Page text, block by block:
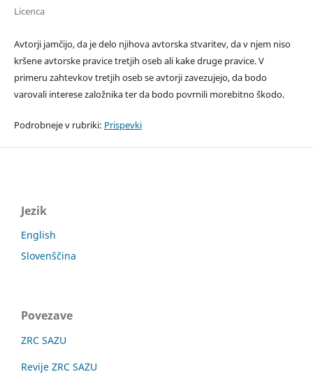
Licenca
Avtorji jamčijo, da je delo njihova avtorska stvaritev, da v njem niso
kršene avtorske pravice tretjih oseb ali kake druge pravice. V
primeru zahtevkov tretjih oseb se avtorji zavezujejo, da bodo
varovali interese založnika ter da bodo povrnili morebitno škodo.
Podrobneje v rubriki: Prispevki
Jezik
English
Slovenščina
Povezave
ZRC SAZU
Revije ZRC SAZU